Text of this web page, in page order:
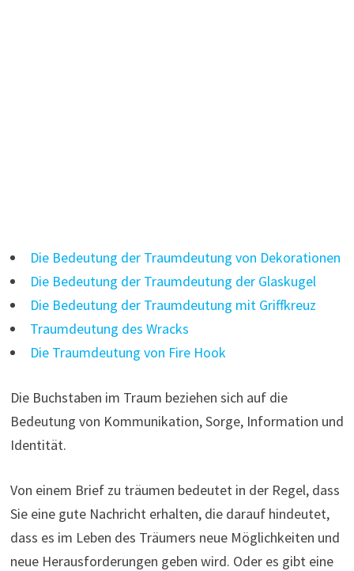
Die Bedeutung der Traumdeutung von Dekorationen
Die Bedeutung der Traumdeutung der Glaskugel
Die Bedeutung der Traumdeutung mit Griffkreuz
Traumdeutung des Wracks
Die Traumdeutung von Fire Hook
Die Buchstaben im Traum beziehen sich auf die
Bedeutung von Kommunikation, Sorge, Information und
Identität.
Von einem Brief zu träumen bedeutet in der Regel, dass
Sie eine gute Nachricht erhalten, die darauf hindeutet,
dass es im Leben des Träumers neue Möglichkeiten und
neue Herausforderungen geben wird. Oder es gibt eine